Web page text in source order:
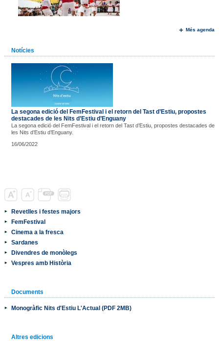
Més agenda
Notícies
La segona edició del FemFestival i el retorn del Tast d’Estiu, propostes
destacades de les Nits d’Estiu d’Enguany
La segona edició del FemFestival i el retorn del Tast d’Estiu, propostes destacades de
les Nits d’Estiu d’Enguany.
16/06/2022
Revetlles i festes majors
FemFestival
Cinema a la fresca
Sardanes
Divendres de monòlegs
Vespres amb Història
Documents
Monogràfic Nits d'Estiu L'Actual (PDF 2MB)
Altres edicions